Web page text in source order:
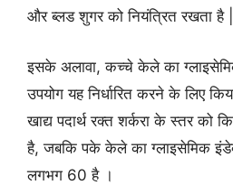
और ब्लड शुगर को नियंत्रित रखता है |
इसके अलावा, कच्चे केले का
उपयोग यह निर्धारित करने के लिए
खाद्य पदार्थ रक्त शर्करा के स्तर को
है, जबकि पके केले का ग्लाइसेमिक
लगभग 60 है ।